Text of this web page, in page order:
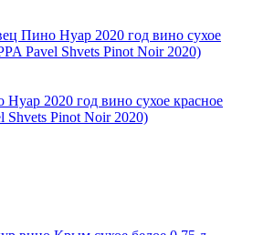
2020 год вино сухое красное
Shvets Pinot Noir 2020)